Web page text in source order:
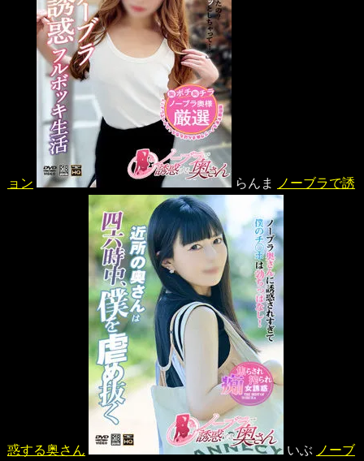
ョン らんま ノーブラで誘
惑する奥さん いぶ ノーブ